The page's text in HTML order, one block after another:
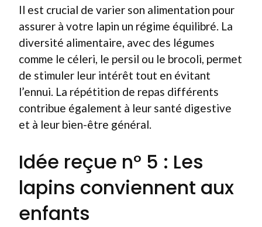
Il est crucial de varier son alimentation pour
assurer à votre lapin un régime équilibré. La
diversité alimentaire, avec des légumes
comme le céleri, le persil ou le brocoli, permet
de stimuler leur intérêt tout en évitant
l’ennui. La répétition de repas différents
contribue également à leur santé digestive
et à leur bien-être général.
Idée reçue n° 5 : Les
lapins conviennent aux
enfants